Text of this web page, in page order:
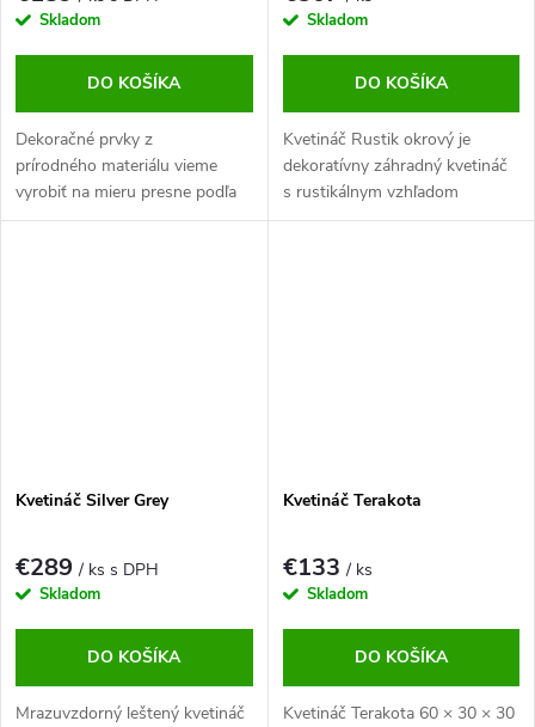
Skladom
DO KOŠÍKA
Dekoračné prvky z
prírodného materiálu vieme
vyrobiť na mieru presne podľa
požiadaviek zákazníka.
Skladom
DO KOŠÍKA
Kvetináč Rustik okrový je
dekoratívny záhradný kvetináč
s rustikálnym vzhľadom
Kvetináč Silver Grey
€289/ ks s DPH
Skladom
DO KOŠÍKA
Mrazuvzdorný leštený kvetináč
Kvetináč Terakota
€133/ ks
Skladom
DO KOŠÍKA
Kvetináč Terakota 60 × 30 × 30